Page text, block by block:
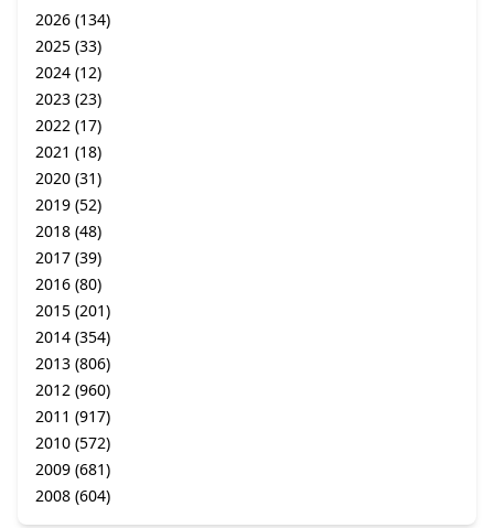
2026 (134)
2025 (33)
2024 (12)
2023 (23)
2022 (17)
2021 (18)
2020 (31)
2019 (52)
2018 (48)
2017 (39)
2016 (80)
2015 (201)
2014 (354)
2013 (806)
2012 (960)
2011 (917)
2010 (572)
2009 (681)
2008 (604)